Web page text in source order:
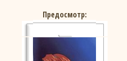
Предосмотр: